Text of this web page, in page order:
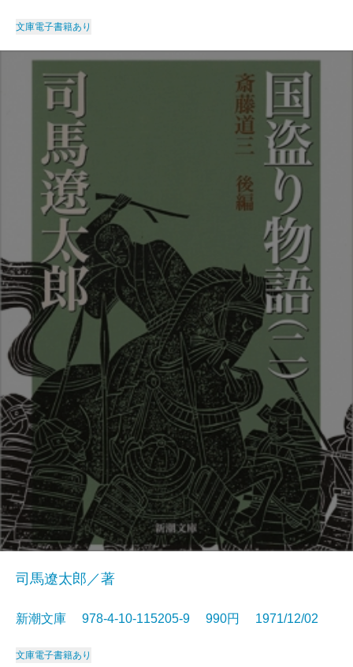
文庫電子書籍あり
司馬遼太郎／著
新潮文庫 978-4-10-115205-9 990円 1971/12/02
文庫電子書籍あり